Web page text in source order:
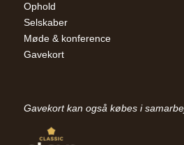
Ophold
Selskaber
Møde & konference
Gavekort
Gavekort kan også købes i